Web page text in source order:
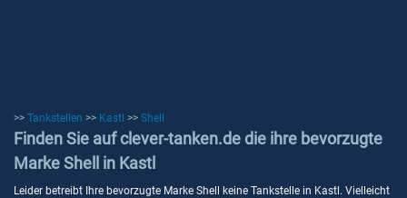
>> Tankstellen >> Kastl >> Shell
Finden Sie auf clever-tanken.de die ihre bevorzugte
Marke Shell in Kastl
Leider betreibt Ihre bevorzugte Marke Shell keine Tankstelle in Kastl. Vielleicht